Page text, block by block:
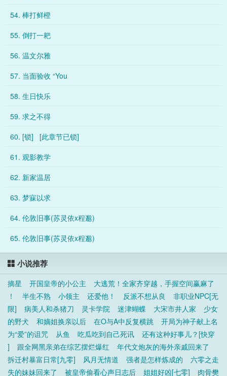
54. 棒打鲜橙
55. 倒打一耙
56. 温文尔雅
57. 当面验收 “You
58. 生日快乐
59. 求之不得
60. [锁] [此章节已锁]
61. 观影教学
62. 新家温居
63. 梦寐以求
64. 伦敦旧事(苏灵依x程邈)
65. 伦敦旧事(苏灵依x程邈)
小说推荐
摘星 开国皇帝的小公主
大逃荒！全家齐穿越，手握空间赢麻了
！
半生不熟 小领主 还爱他！ 反派不想从良
非职业NPC[无
限]
病美人和杀猪刀 灵卡学院 迷津蝴蝶 大宋市井人家
少女
的野犬
和嫡姐换亲以后 在O与A中反复横跳
开局为神子献上名
为“爱”的诅咒
从鱼 吃瓜吃到自己死讯
还有这种好事儿？[快穿
]
跟全网黑亲弟在综艺摆烂爆红
年代文炮灰的海外亲戚回来了
拆迁村暴富日常[九零]
风月无情道 强者是怎样炼成的
六零之走
失的妹妹回来了
被皇帝偷看心声日志后 姐姐好凶[七零] 肉骨樊